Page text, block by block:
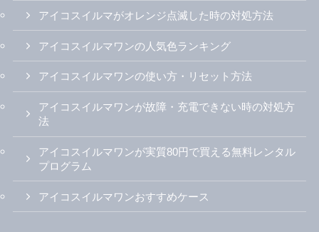
アイコスイルマがオレンジ点滅した時の対処方法
アイコスイルマワンの人気色ランキング
アイコスイルマワンの使い方・リセット方法
アイコスイルマワンが故障・充電できない時の対処方
法
アイコスイルマワンが実質80円で買える無料レンタル
プログラム
アイコスイルマワンおすすめケース